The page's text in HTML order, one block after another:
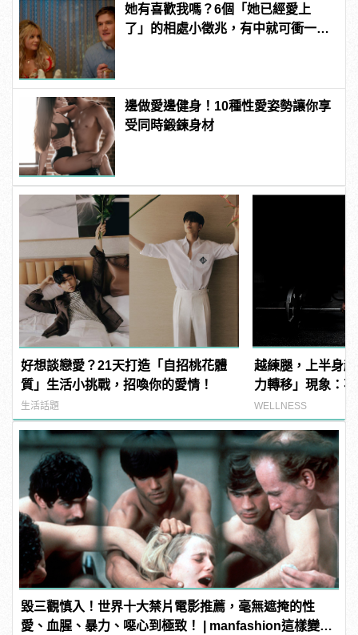
她有喜歡我嗎？6個「她已經愛上
了」的相處小徵兆，有中就可衝一
邊做愛邊健身！10種性愛姿勢讓你享
受同時鍛鍊身材
好想談戀愛？21天打造「自招桃花體
質」生活小挑戰，招喚你的愛情！
生活話題
越練腿，上半身
力轉移」現象：
WELLNESS
毀三觀慎入！世界十大禁片電影推薦，毫無遮掩的性
愛、血腥、暴力、噁心到極致！ | manfashion這樣變型